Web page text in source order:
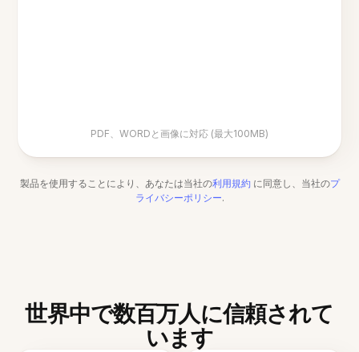
PDF、WORDと画像に対応 (最大100MB)
製品を使用することにより、あなたは当社の利用規約 に同意し、当社のプ
ライバシーポリシー.
世界中で数百万人に信頼されて
います